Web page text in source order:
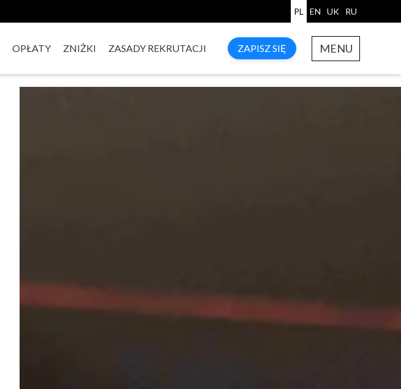
PL EN UK RU
OPŁATY ZNIŻKI ZASADY REKRUTACJI ZAPISZ SIĘ MENU